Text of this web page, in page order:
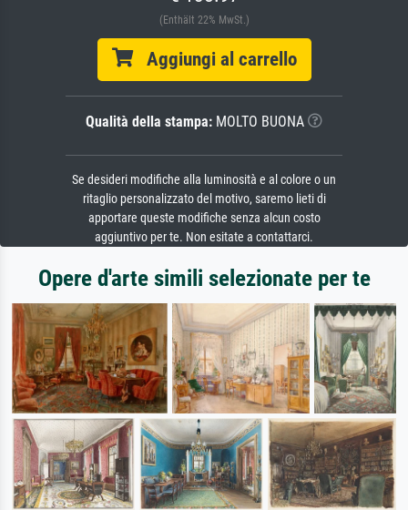
(Enthält 22% MwSt.)
Aggiungi al carrello
Qualità della stampa: MOLTO BUONA
Se desideri modifiche alla luminosità e al colore o un
ritaglio personalizzato del motivo, saremo lieti di
apportare queste modifiche senza alcun costo
aggiuntivo per te. Non esitate a contattarci.
Opere d'arte simili selezionate per te